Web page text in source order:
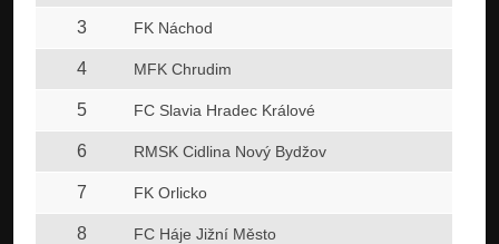
3 FK Náchod
4 MFK Chrudim
5 FC Slavia Hradec Králové
6 RMSK Cidlina Nový Bydžov
7 FK Orlicko
8 FC Háje Jižní Město